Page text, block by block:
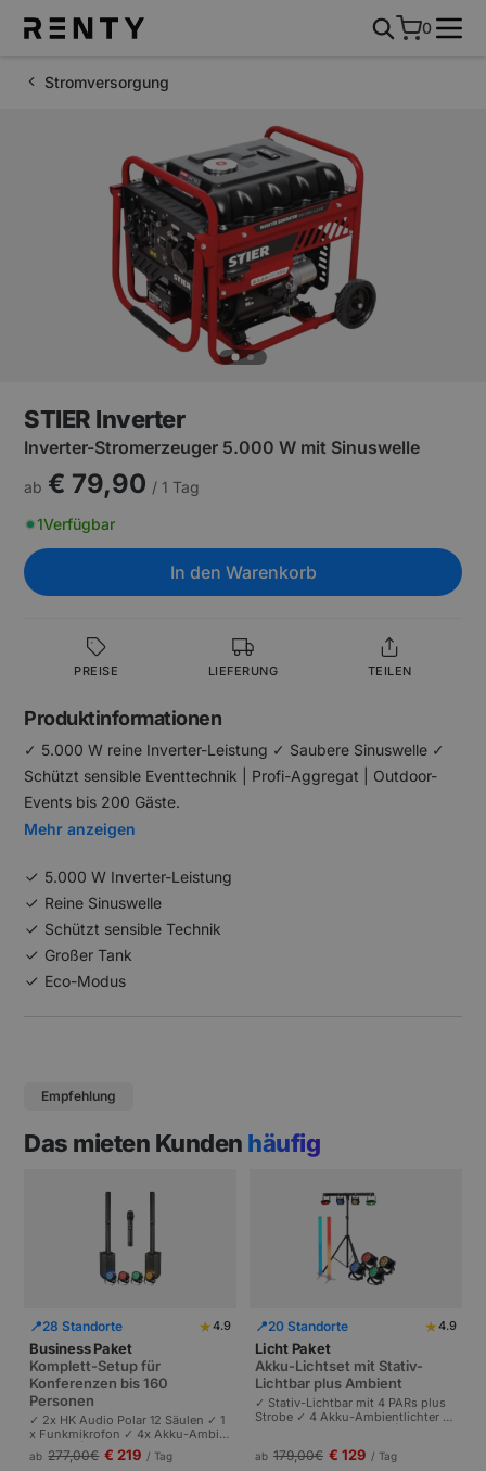
0
Stromversorgung
STIER Inverter
Inverter-Stromerzeuger 5.000 W mit Sinuswelle
ab € 79,90 / 1 Tag
1Verfügbar
In den Warenkorb
PREISE LIEFERUNG TEILEN
Produktinformationen
✓ 5.000 W reine Inverter-Leistung ✓ Saubere Sinuswelle ✓
Schützt sensible Eventtechnik | Profi-Aggregat | Outdoor-
Events bis 200 Gäste.
Mehr anzeigen
5.000 W Inverter-Leistung
Reine Sinuswelle
Schützt sensible Technik
Großer Tank
Eco-Modus
Empfehlung
Das mieten Kunden häufig
📍28 Standorte ★4.9
Business Paket
Komplett-Setup für
Konferenzen bis 160
Personen
✓ 2x HK Audio Polar 12 Säulen ✓ 1
x Funkmikrofon ✓ 4x Akku-Ambie
ntlichter | Komplettes Setup für Ta
gungen und Pressekonferenzen |
ab 277,00€ € 219 / Tag
📍20 Standorte ★4.9
Licht Paket
Akku-Lichtset mit Stativ-
Lichtbar plus Ambient
✓ Stativ-Lichtbar mit 4 PARs plus
Strobe ✓ 4 Akku-Ambientlichter ✓
ersonen.
ab 179,00€ € 129 / Tag